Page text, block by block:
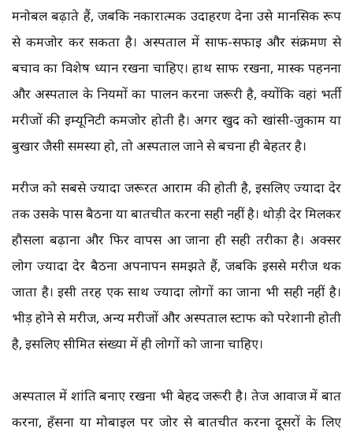
मनोबल बढ़ाते हैं, जबकि नकारात्मक उदाहरण देना उसे मानसिक रूप
से कमजोर कर सकता है। अस्पताल में साफ-सफाई और संक्रमण से
बचाव का विशेष ध्यान रखना चाहिए। हाथ साफ रखना, मास्क पहनना
और अस्पताल के नियमों का पालन करना जरूरी है, क्योंकि वहां भर्ती
मरीजों की इम्यूनिटी कमजोर होती है। अगर खुद को खांसी-जुकाम या
बुखार जैसी समस्या हो, तो अस्पताल जाने से बचना ही बेहतर है।
मरीज को सबसे ज्यादा जरूरत आराम की होती है, इसलिए ज्यादा देर
तक उसके पास बैठना या बातचीत करना सही नहीं है। थोड़ी देर मिलकर
हौसला बढ़ाना और फिर वापस आ जाना ही सही तरीका है। अक्सर
लोग ज्यादा देर बैठना अपनापन समझते हैं, जबकि इससे मरीज थक
जाता है। इसी तरह एक साथ ज्यादा लोगों का जाना भी सही नहीं है।
भीड़ होने से मरीज, अन्य मरीजों और अस्पताल स्टाफ को परेशानी होती
है, इसलिए सीमित संख्या में ही लोगों को जाना चाहिए।
अस्पताल में शांति बनाए रखना भी बेहद जरूरी है। तेज आवाज में बात
करना, हँसना या मोबाइल पर जोर से बातचीत करना दूसरों के लिए